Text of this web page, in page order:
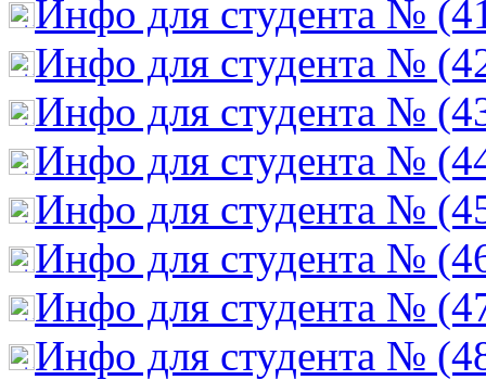
Инфо для студента №
Инфо для студента №
Инфо для студента №
Инфо для студента №
Инфо для студента №
Инфо для студента №
Инфо для студента №
Инфо для студента №